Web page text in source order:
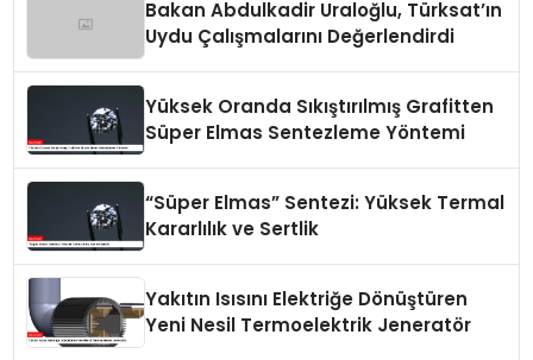
Bakan Abdulkadir Uraloğlu, Türksat’ın
Uydu Çalışmalarını Değerlendirdi
Yüksek Oranda Sıkıştırılmış Grafitten
Süper Elmas Sentezleme Yöntemi
“Süper Elmas” Sentezi: Yüksek Termal
Kararlılık ve Sertlik
Yakıtın Isısını Elektriğe Dönüştüren
Yeni Nesil Termoelektrik Jeneratör